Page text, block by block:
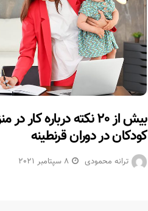
بیش از ۲۰ نکته درباره کار
کودکان در دوران قرنطینه
ترانه محمودی 8 سپتامبر 2021